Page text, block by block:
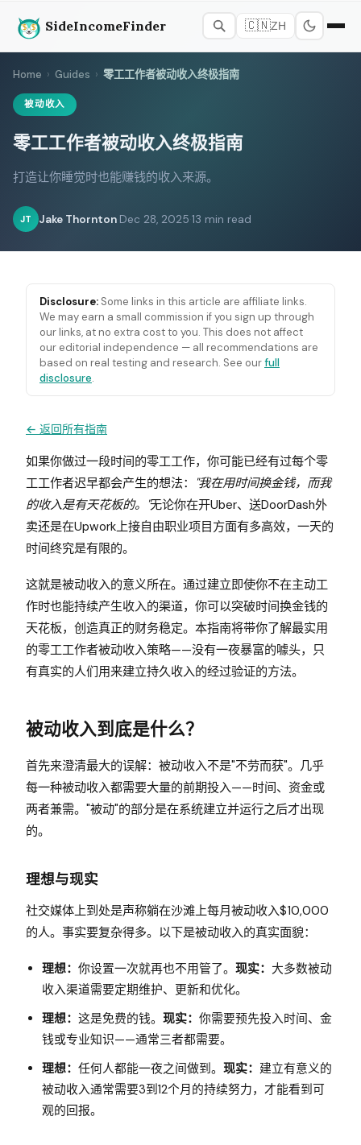
SideIncomeFinder 🇨🇳ZH
Home › Guides › 零工工作者被动收入终极指南
被动收入
零工工作者被动收入终极指南
打造让你睡觉时也能赚钱的收入来源。
JT Jake Thornton Dec 28, 2025·13 min read
Disclosure: Some links in this article are affiliate links.
We may earn a small commission if you sign up through
our links, at no extra cost to you. This does not affect
our editorial independence — all recommendations are
based on real testing and research. See ourfull
disclosure.
← 返回所有指南
如果你做过一段时间的零工工作，你可能已经有过每个零
工工作者迟早都会产生的想法：
"我在用时间换金钱，而我
的收入是有天花板的。"无论你在开Uber、送DoorDash外
卖还是在Upwork上接自由职业项目方面有多高效，一天的
时间终究是有限的。
这就是被动收入的意义所在。通过建立即使你不在主动工
作时也能持续产生收入的渠道，你可以突破时间换金钱的
天花板，创造真正的财务稳定。本指南将带你了解最实用
的零工工作者被动收入策略——没有一夜暴富的噱头，只
有真实的人们用来建立持久收入的经过验证的方法。
被动收入到底是什么？
首先来澄清最大的误解：被动收入不是"不劳而获"。几乎
每一种被动收入都需要大量的前期投入——时间、资金或
两者兼需。"被动"的部分是在系统建立并运行之后才出现
的。
理想与现实
社交媒体上到处是声称躺在沙滩上每月被动收入$10,000
的人。事实要复杂得多。以下是被动收入的真实面貌：
理想： 你设置一次就再也不用管了。 现实： 大多数被动
收入渠道需要定期维护、更新和优化。
理想： 这是免费的钱。 现实： 你需要预先投入时间、金
钱或专业知识——通常三者都需要。
理想： 任何人都能一夜之间做到。 现实： 建立有意义的
被动收入通常需要3到12个月的持续努力，才能看到可
观的回报。